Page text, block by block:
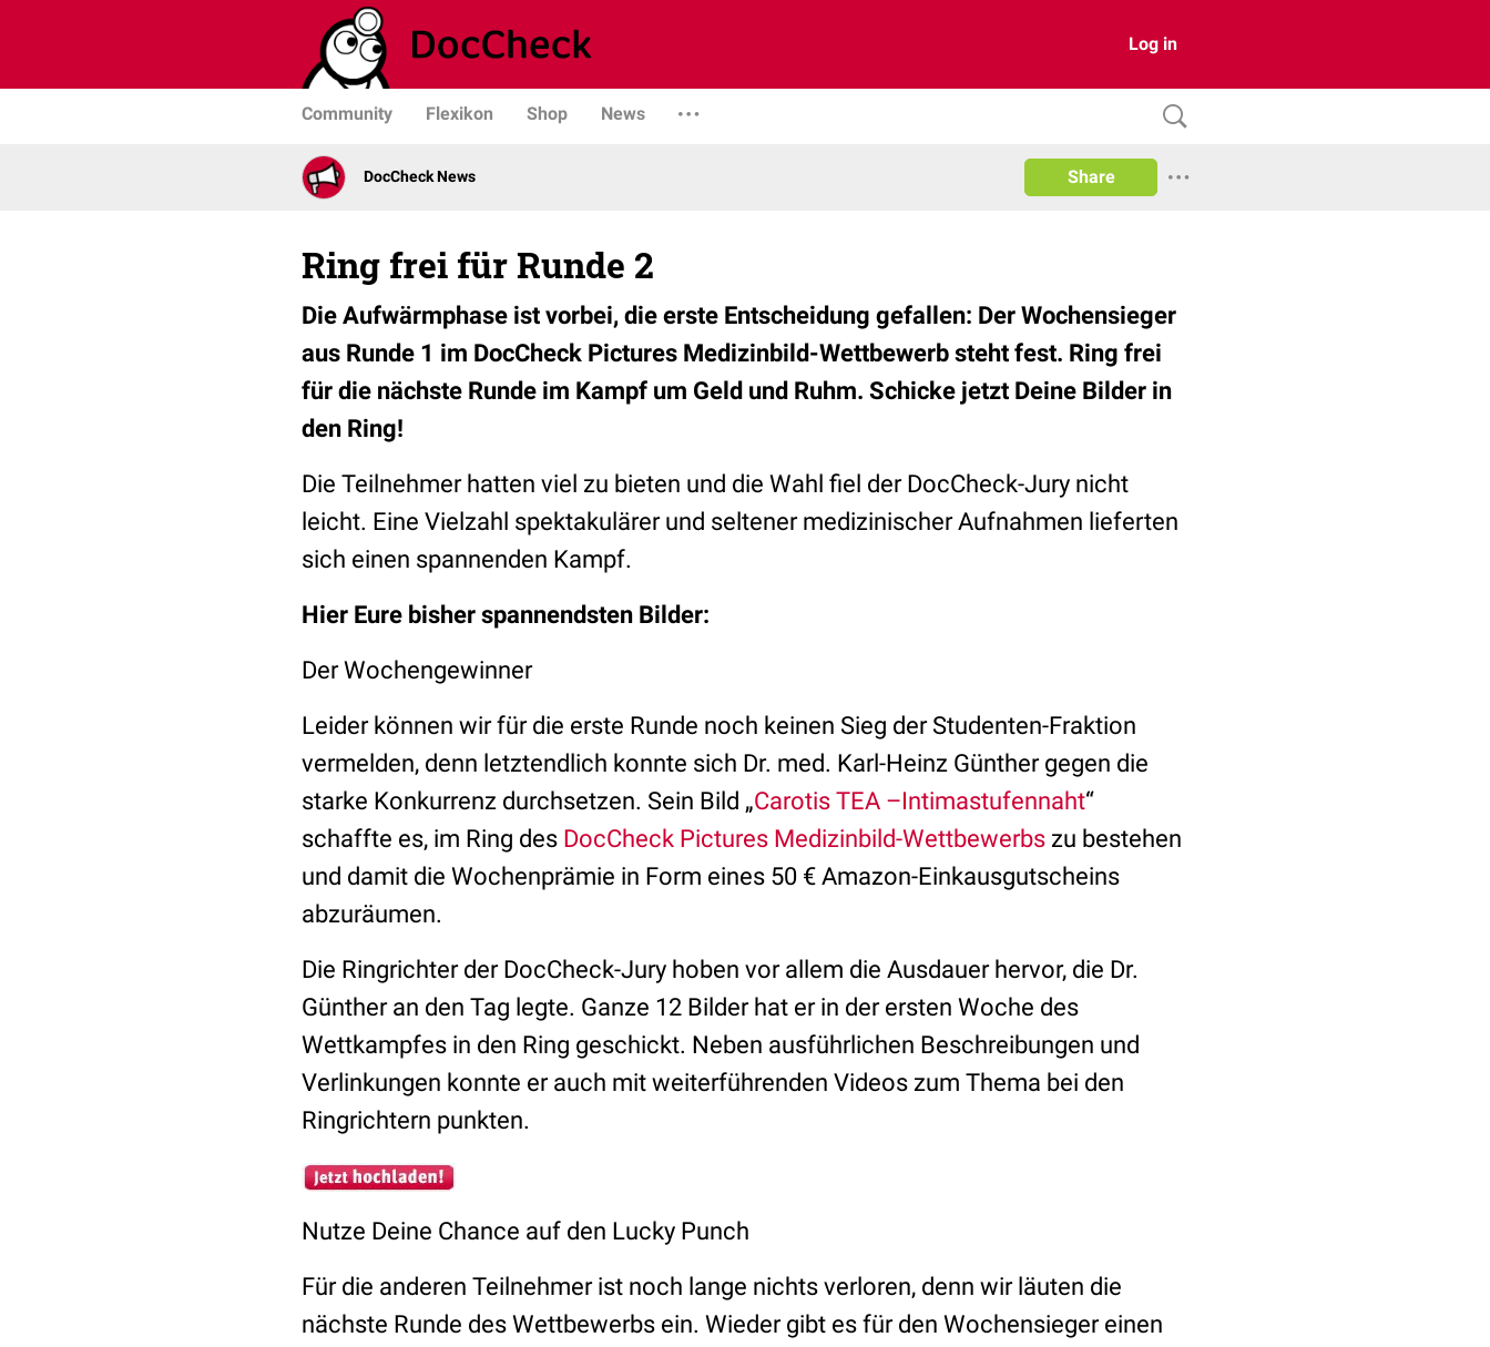
Log in
Community Flexikon Shop News
DocCheck News Share
Ring frei für Runde 2
Die Aufwärmphase ist vorbei, die erste Entscheidung gefallen: Der Wochensieger
aus Runde 1 im DocCheck Pictures Medizinbild-Wettbewerb steht fest. Ring frei
für die nächste Runde im Kampf um Geld und Ruhm. Schicke jetzt Deine Bilder in
den Ring!
Die Teilnehmer hatten viel zu bieten und die Wahl fiel der DocCheck-Jury nicht
leicht. Eine Vielzahl spektakulärer und seltener medizinischer Aufnahmen lieferten
sich einen spannenden Kampf.
Hier Eure bisher spannendsten Bilder:
Der Wochengewinner
Leider können wir für die erste Runde noch keinen Sieg der Studenten-Fraktion
vermelden, denn letztendlich konnte sich Dr. med. Karl-Heinz Günther gegen die
starke Konkurrenz durchsetzen. Sein Bild „Carotis TEA –Intimastufennaht“
schaffte es, im Ring des DocCheck Pictures Medizinbild-Wettbewerbs zu bestehen
und damit die Wochenprämie in Form eines 50 € Amazon-Einkausgutscheins
abzuräumen.
Die Ringrichter der DocCheck-Jury hoben vor allem die Ausdauer hervor, die Dr.
Günther an den Tag legte. Ganze 12 Bilder hat er in der ersten Woche des
Wettkampfes in den Ring geschickt. Neben ausführlichen Beschreibungen und
Verlinkungen konnte er auch mit weiterführenden Videos zum Thema bei den
Ringrichtern punkten.
Nutze Deine Chance auf den Lucky Punch
Für die anderen Teilnehmer ist noch lange nichts verloren, denn wir läuten die
nächste Runde des Wettbewerbs ein. Wieder gibt es für den Wochensieger einen